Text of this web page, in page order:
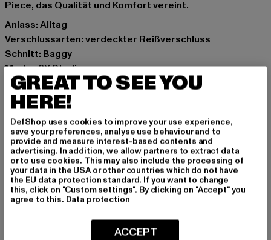
Piece, das Qualität und Komfort vereint.
Anlass: Alltag
Verschlussarten: verdeckter Reißverschluss
Schnitt: Baggy
Marke: 2Y Studios
Kat.: Apparel
Farbe: blau
Hersteller Farbe: light blue
Materialzusammensetzung: 100% Baumwolle
Art.Nr: WJ-B-10002-01851
Hersteller: 2Y Premium GmbH |info@2y-studios.com
Hollefeldstraße 16 | 48282 Emsdetten | DE
GRÖSSE & PASSFORM
GREAT TO SEE YOU
HERE!
DefShop uses cookies to improve your use experience,
save your preferences, analyse use behaviour and to
provide and measure interest-based contents and
advertising. In addition, we allow partners to extract data
or to use cookies. This may also include the processing of
your data in the USA or other countries which do not have
the EU data protection standard. If you want to change
this, click on "Custom settings". By clicking on "Accept" you
agree to this. Data protection
ACCEPT